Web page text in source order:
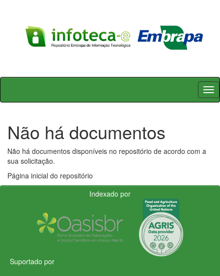
Skip
Não há documentos
Não há documentos disponíveis no repositório de acordo com a
sua solicitação.
Página inicial do repositório
Indexado por
Suportado por